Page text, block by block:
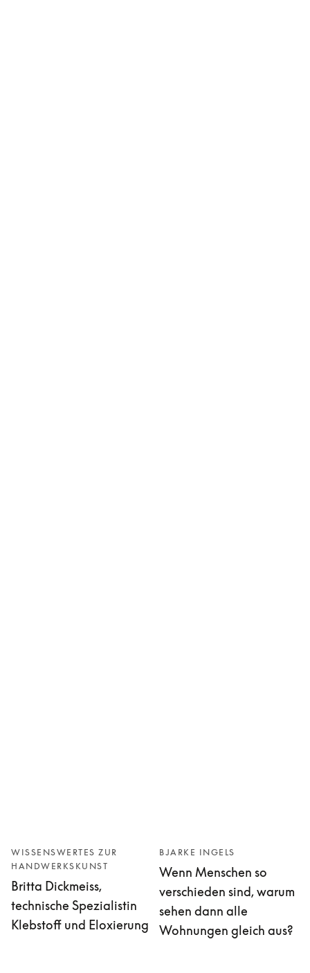
WISSENSWERTES ZUR
HANDWERKSKUNST
Britta Dickmeiss,
technische Spezialistin
Klebstoff und Eloxierung
BJARKE INGELS
Wenn Menschen so
verschieden sind, warum
sehen dann alle
Wohnungen gleich aus?